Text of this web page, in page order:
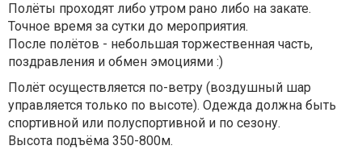
Полёты проходят либо утром рано либо на закате.
Точное время за сутки до мероприятия.
После полётов - небольшая торжественная часть,
поздравления и обмен эмоциями :)
Полёт осуществляется по-ветру (воздушный шар
управляется только по высоте). Одежда должна быть
спортивной или полуспортивной и по сезону.
Высота подъёма 350-800м.